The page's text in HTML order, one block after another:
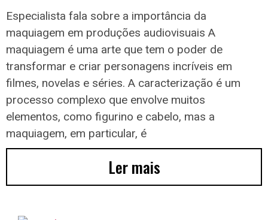
Especialista fala sobre a importância da
maquiagem em produções audiovisuais A
maquiagem é uma arte que tem o poder de
transformar e criar personagens incríveis em
filmes, novelas e séries. A caracterização é um
processo complexo que envolve muitos
elementos, como figurino e cabelo, mas a
maquiagem, em particular, é
Ler mais